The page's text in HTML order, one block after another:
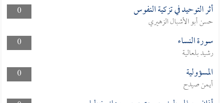
0
أثر التوحيد في تزكية النفوس
حسن أبو الأشبال الزهيري
0
سورة النساء
رشيد بلعالية
0
المسؤولية
أيمن صيدح